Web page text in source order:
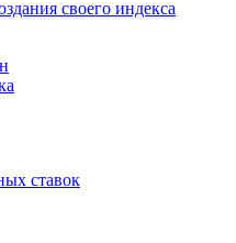
банков
своего индекса